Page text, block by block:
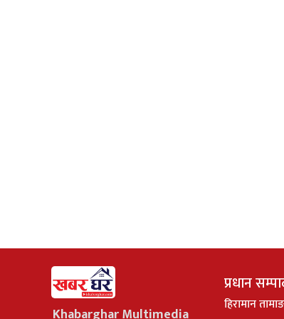
Khabarghar Multimedia
प्रधान
हिरामान तामाङ